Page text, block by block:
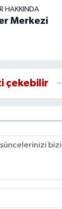
HAKKINDA
Merkezi
çekebilir